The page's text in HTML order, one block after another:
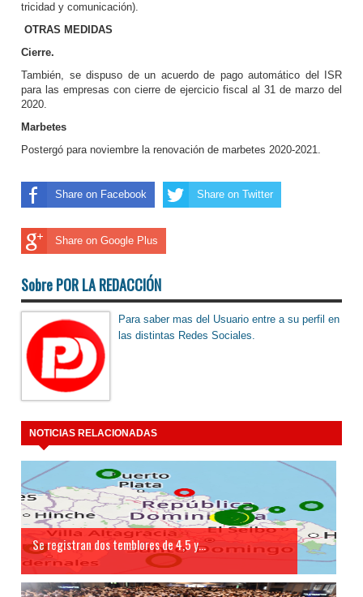
tricidad y comunicación).
OTRAS MEDIDAS
Cierre.
También, se dispuso de un acuerdo de pago au­tomático del ISR
para las empresas con cierre de ejercicio fiscal al 31 de marzo del
2020.
Marbetes
Postergó para noviem­bre la renovación de marbetes 2020-2021.
Share on Facebook Share on Twitter
Share on Google Plus
Sobre POR LA REDACCIÓN
Para saber mas del Usuario entre a su perfil en
las distintas Redes Sociales.
NOTICIAS RELACIONADAS
Se registran dos temblores de 4,5 y...